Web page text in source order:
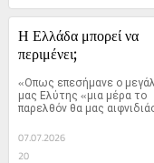
Η Ελλάδα μπορεί να
περιμένει;
«Οπως επεσήμανε ο
μας Ελύτης «μια μέρα το
παρελθόν θα μας
με...
07.07.2026
20